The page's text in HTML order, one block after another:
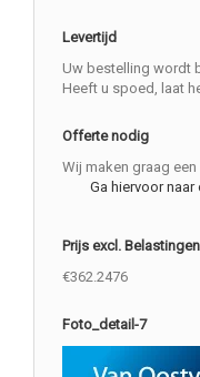
Levertijd
Uw bestelling wordt
Heeft u spoed, laat
Offerte nodig
Wij maken graag
Ga hiervoor
Prijs excl.
€362.2476
Foto_detail-7